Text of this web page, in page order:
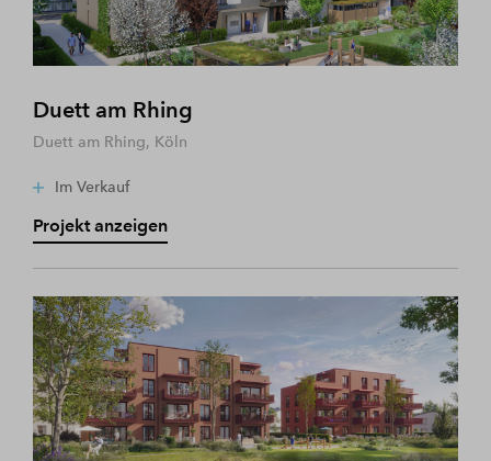
Duett am Rhing
Duett am Rhing, Köln
Im Verkauf
Projekt anzeigen